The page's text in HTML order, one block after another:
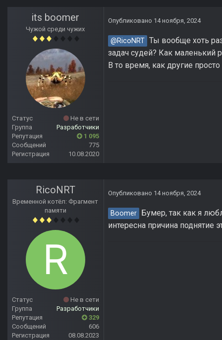
its boomer
Чужой среди чужих
Статус
Не в сети
Группа
Разработчики
Репутация
1 095
Сообщений
775
Регистрация
10.08.2020
Опубликовано 14 ноября, 2024
@RicoNRT Ты вообще хоть
задач судей? Как маленький
В то время, как другие
RicoNRT
Временной котёл: Фрагмент
памяти
Статус
Не в сети
Группа
Разработчики
Репутация
329
Сообщений
606
Регистрация
08.08.2023
Опубликовано 14 ноября, 2024
Boomer
Бумер, так как я
интересна причина